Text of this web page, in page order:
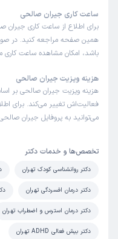
ساعت کاری جیران صالحی
برای اطلاع از ساعت کاری جیران
همین صفحه مراجعه کنید. در
باشد، امکان مشاهده ساعت کاری
هزینه ویزیت جیران صالحی
هزینه ویزیت جیران صالحی
فعالیت‌اش تغییر می‌کند. برای
می‌توانید به پروفایل جیران
تخصص‌ها و خدمات دکتر
دکتر روانشناسی کودک تهران
دکتر درمان افسردگی تهران
دکتر درمان استرس و اضطراب تهران
دکتر بیش فعالی ADHD تهران